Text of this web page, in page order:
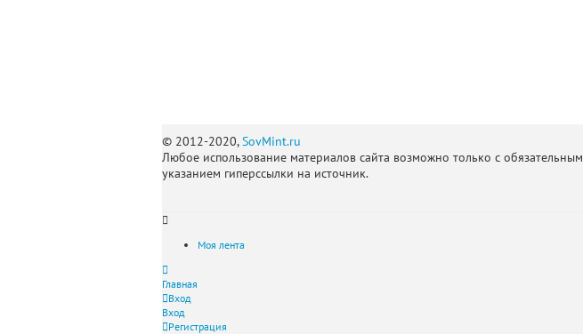
© 2012-2020,SovMint.ru
Любое использование материалов сайта возможно только с обязательным
указанием гиперссылки на источник.
Моя лента
Главная
Вход
Вход
Регистрация